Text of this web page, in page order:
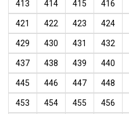
413 414 415 416
421 422 423 424
429 430 431 432
437 438 439 440
445 446 447 448
453 454 455 456